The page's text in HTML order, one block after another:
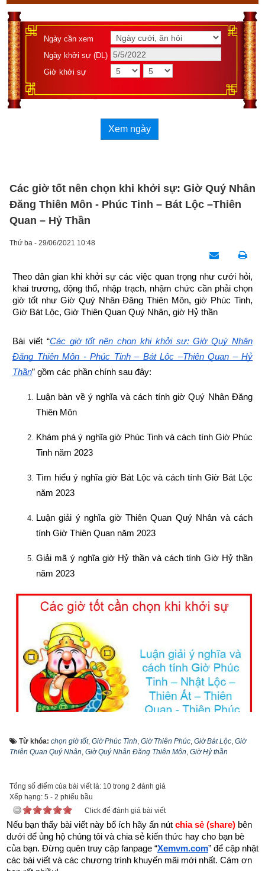
Ngày cần xem
Ngày khởi sự (DL)
Giờ khởi sự
Xem ngày
Các giờ tốt nên chọn khi khởi sự: Giờ Quý Nhân
Đăng Thiên Môn - Phúc Tinh – Bát Lộc –Thiên
Quan – Hỷ Thần
Thứ ba - 29/06/2021 10:48
Theo dân gian khi khởi sự các việc quan trọng như cưới hỏi,
khai trương, động thổ, nhập trạch, nhậm chức cần phải chọn
giờ tốt như Giờ Quý Nhân Đăng Thiên Môn, giờ Phúc Tinh,
Giờ Bát Lộc, Giờ Thiên Quan Quý Nhân, giờ Hỷ thần
Bài viết “Các giờ tốt nên chọn khi khởi sự: Giờ Quý Nhân
Đăng Thiên Môn - Phúc Tinh – Bát Lộc –Thiên Quan – Hỷ
Thần” gồm các phần chính sau đây:
Luận bàn về ý nghĩa và cách tính giờ Quý Nhân Đăng
Thiên Môn
Khám phá ý nghĩa giờ Phúc Tinh và cách tính Giờ Phúc
Tinh năm 2023
Tìm hiểu ý nghĩa giờ Bát Lộc và cách tính Giờ Bát Lộc
năm 2023
Luận giải ý nghĩa giờ Thiên Quan Quý Nhân và cách
tính Giờ Thiên Quan năm 2023
Giải mã ý nghĩa giờ Hỷ thần và cách tính Giờ Hỷ thần
năm 2023
1. Luận bàn về ý nghĩa và cách tính giờ Quý Nhân
Đăng Thiên Môn năm 2023
Thông thư nói rằng “Năm tốt không bằng tháng tốt, tháng tốt
không bằng ngày tốt, ngày tốt không bằng giờ tốt”.
Giờ Quý
Từ khóa: chọn giờ tốt, Giờ Phúc Tinh, Giờ Thiên Phúc, Giờ Bát Lộc, Giờ
Thiên Quan Quý Nhân, Giờ Quý Nhân Đăng Thiên Môn, Giờ Hỷ thần
Tổng số điểm của bài viết là: 10 trong 2 đánh giá
Xếp hạng: 5 - 2 phiếu bầu
Click để đánh giá bài viết
Nếu bạn thấy bài viết này bổ ích hãy ấn nút chia sẻ (share) bên
dưới để ủng hộ chúng tôi và chia sẻ kiến thức hay cho bạn bè
của bạn. Đừng quên truy cập fanpage “Xemvm.com” để cập nhật
các bài viết và các chương trình khuyến mãi mới nhất. Cám ơn